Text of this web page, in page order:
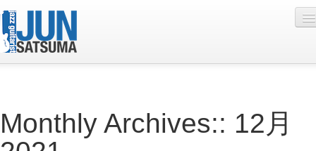
Live Schedule
Discography
Monthly Archives:: 12月